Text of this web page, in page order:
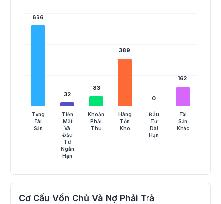
666
666
32
32
83
83
389
389
0
0
162
162
Tổng
Tài
Sản
Tiền
Mặt
Và
Đầu
Tư
Ngắn
Hạn
Khoản
Phải
Thu
Hàng
Tồn
Kho
Đầu
Tư
Dài
Hạn
Tài
Sản
Khác
Cơ Cấu Vốn Chủ Và Nợ Phải Trả